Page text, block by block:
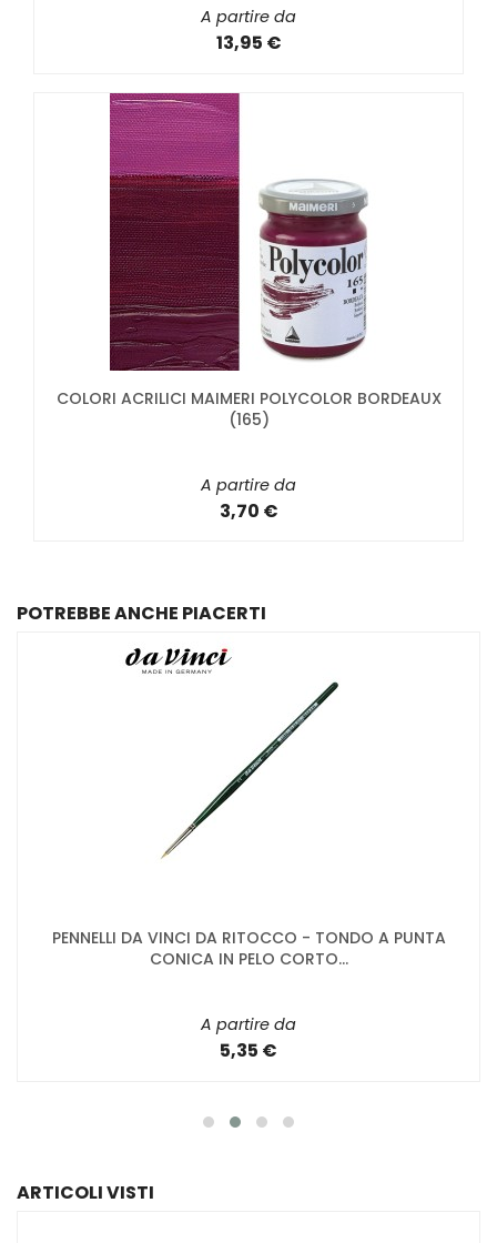
A partire da
13,95 €
COLORI ACRILICI MAIMERI POLYCOLOR BORDEAUX
(165)
A partire da
3,70 €
POTREBBE ANCHE PIACERTI
PENNELLI DA VINCI DA RITOCCO - TONDO A PUNTA
CONICA IN PELO CORTO...
A partire da
5,35 €
ARTICOLI VISTI